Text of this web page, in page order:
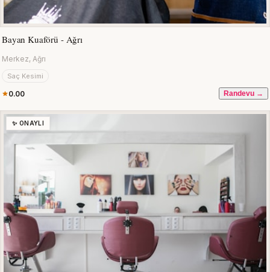
Bayan Kuaförü - Ağrı
Merkez, Ağrı
Saç Kesimi
0.00 Randevu →
✨ ONAYLI